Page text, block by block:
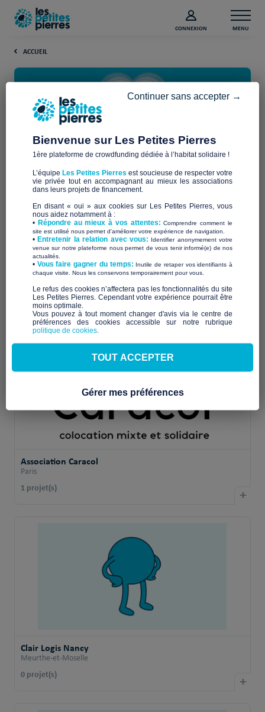
CONNEXION MENU
ACCUEIL
Découvrez les associations
Bienvenue sur notre page dédiée aux associations
caritatives et structures à but non lucratif soutenues
par Les Petites Pierres !
Découvrez ici toutes les associations qui ont déposé
des projets sur Les Petites Pierres.
Filtrer les associations
Association Caracol
Paris
1 projet(s) +
Clair Logis Nancy
Meurthe-et-Moselle
0 projet(s) +
Bienvenue sur Les Petites Pierres
1ère plateforme de crowdfunding dédiée à l’habitat solidaire !
L’équipe Les Petites Pierres est soucieuse de respecter votre
vie privée tout en accompagnant au mieux les associations
dans leurs projets de financement.
En disant « oui » aux cookies sur Les Petites Pierres, vous
nous aidez notamment à :
• Répondre au mieux à vos attentes:Comprendre comment le
site est utilisé nous permet d'améliorer votre expérience de navigation.
•Entretenir la relation avec vous: Identifier anonymement votre
venue sur notre plateforme nous permet de vous tenir informé(e) de nos
actualités.
​• Vous faire gagner du temps: Inutile de retaper vos identifiants à
chaque visite. Nous les conservons temporairement pour vous.
​Le refus des cookies n’affectera pas les fonctionnalités du site
Les Petites Pierres. Cependant votre expérience pourrait être
moins optimale.​
Vous pouvez à tout moment changer d'avis via le centre de
préférences des cookies accessible sur notre rubrique
politique de cookies
Continuer sans accepter →
TOUT ACCEPTER
Gérer mes préférences